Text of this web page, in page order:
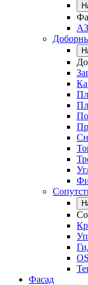
Фасад